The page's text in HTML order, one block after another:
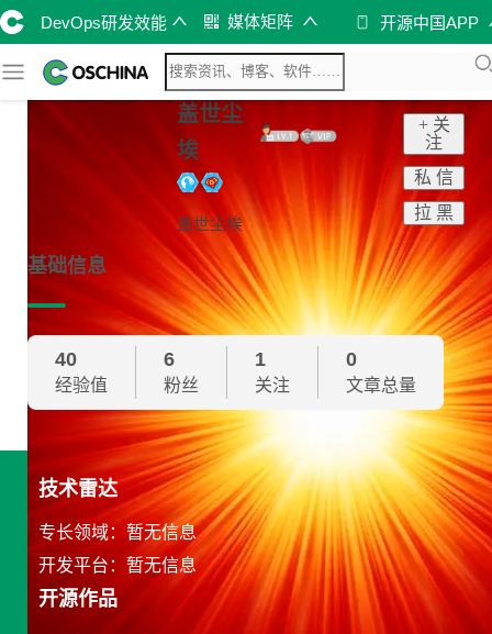
DevOps研发效能 媒体矩阵 开源中国APP
盖世尘
埃
盖世尘埃
+ 关
注
私 信
拉 黑
基础信息
40
经验值
6
粉丝
1
关注
0
文章总量
技术雷达
专长领域：暂无信息
开发平台：暂无信息
开源作品